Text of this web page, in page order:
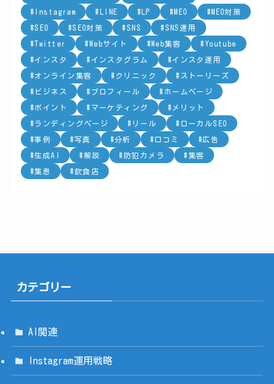
Instagram LINE LP MEO MEO対策
SEO SEO対策 SNS SNS運用
Twitter Webサイト Web集客 Youtube
インスタ インスタグラム インスタ運用
オンライン集客 クリニック ストーリーズ
ビジネス プロフィール ホームページ
ポイント マーケティング メリット
ランディングページ リール ローカルSEO
事例 写真 分析 口コミ 広告
生成AI 解説 防犯カメラ 集客
集患 飲食店
カテゴリー
AI関連
Instagram運用戦略